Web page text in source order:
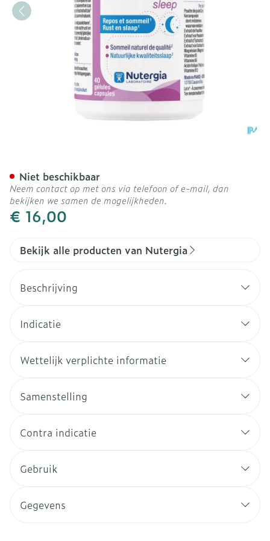
€ 16,00
Niet beschikbaar
Neem contact op met ons via telefoon of e-mail, dan
bekijken we samen de mogelijkheden.
Bekijk alle producten van Nutergia
Beschrijving
Indicatie
Wettelijk verplichte informatie
Samenstelling
Contra indicatie
Gebruik
Gegevens